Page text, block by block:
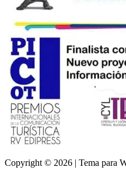
Copyright © 2026 | Tema para